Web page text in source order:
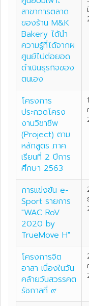
สาขาการตลาด
ของร้าน M&K
Bakery ได้นำ
ความรู้ที่ได้จากผ
ศูนย์ไปต่อยอด
ดำเนินธุรกิจของ
ตนเอง
โครงการ
ประกวดโครง
งานวิชาชีพ
(Project) ตาม
หลักสูตร ภาค
เรียนที่ 2 ปีการ
ศึกษา 2563
การแข่งขัน e-
Sport รายการ
"WAC RoV
2020 by
TrueMove H"
โครงการจิต
อาสา เนื่องในวัน
คล้ายวันสวรรคต
รัชกาลที่ ๙